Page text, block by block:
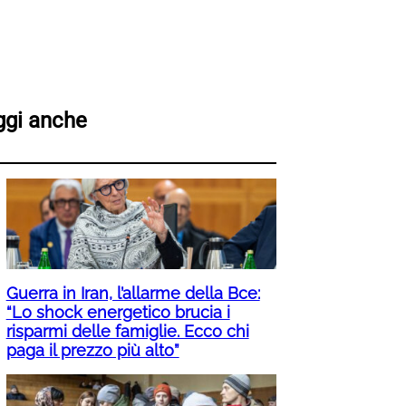
anche
Guerra in Iran, l’allarme della Bce:
“Lo shock energetico brucia i
risparmi delle famiglie. Ecco chi
paga il prezzo più alto”